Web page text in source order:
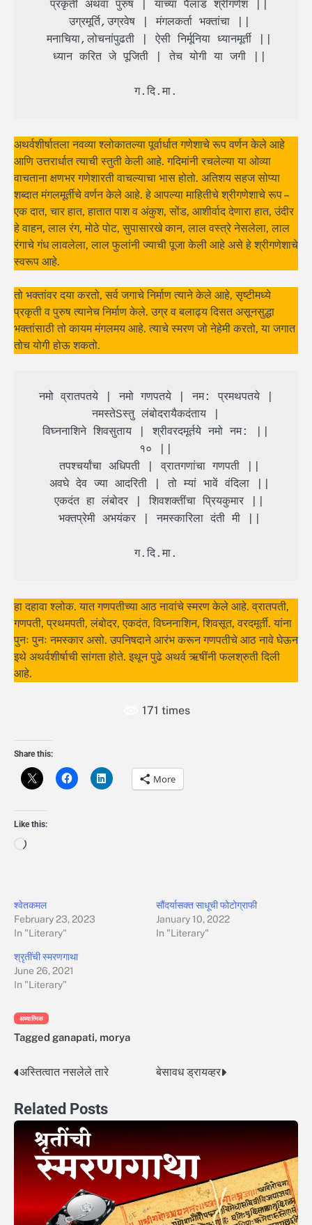
ग.दि.मा.
अथर्वशीर्षातला नवव्या श्लोकातल्या पूर्वार्धात गणेशाचे रूप वर्णन केले आहे
आणि उत्तरार्धात त्याची स्तुती केली आहे. गदिमांनी रचलेल्या या ओव्या
वाचताना क्षणभर गणेशारती वाचल्याचा भास होतो. अतिशय सहज सोप्या
शब्दात मंगलमूर्तीचे वर्णन केले आहे. हे आपल्या माहितीचे श्रीगणेशाचे रूप –
एक दात, चार हात, हातात पाश व अंकुश, सोंड, आशीर्वाद देणारा हात, उंदीर
हे वाहन, लाल रंग, मोठे पोट, सुपासारखे कान, लाल वस्त्रे नेसलेला, लाल
रंगाचे गंध लावलेला, लाल फुलांनी ज्याची पूजा केली आहे असे हे श्रीगणेशाचे
स्वरूप आहे.
तो भक्तांवर दया करतो, सर्व जगाचे निर्माण त्याने केले आहे, सृष्टीमध्ये
प्रकृती व पुरुष त्यानेच निर्माण केले. उग्र व बलाढ्य दिसत असूनसुद्धा
भक्तांसाठी तो कायम मंगलमय आहे. त्याचे स्मरण जो नेहेमी करतो, या जगात
तोच योगी होऊ शकतो.
नमस्तेSस्तु लंबोदरायैकदंताय |
१० ||
ग.दि.मा.
हा दहावा श्लोक. यात गणपतीच्या आठ नावांचे स्मरण केले आहे. व्रातपती,
गणपती, प्रथमपती, लंबोदर, एकदंत, विघ्ननाशिन, शिवसूत, वरदमूर्ती. यांना
पुनः पुनः नमस्कार असो. उपनिषदाने आरंभ करून गणपतीचे आठ नावे घेऊन
इथे अथर्वशीर्षाची सांगता होते. इथून पुढे अथर्व ऋषींनी फलश्रुती दिली
आहे.
171 times
Share this:
More
Like this:
Loading…
श्वेतकमल
February 23, 2023
In "Literary"
सौंदर्यासक्त साधूची फोटोग्राफी
January 10, 2022
In "Literary"
श्रृतींची स्मरणगाथा
June 26, 2021
In "Literary"
अध्यात्मिक
Tagged ganapati, morya
Post
navigation
अस्तित्वात नसलेले तारे बेसावध ड्रायव्हर
Related Posts